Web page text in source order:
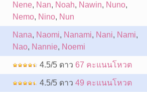
Nene, Nan, Noah, Nawin, Nuno,
Nemo, Nino, Nun
Nana, Naomi, Nanami, Nani, Nami,
Nao, Nannie, Noemi
4.5/5 ดาว 67 คะแนนโหวต
4.5/5 ดาว 49 คะแนนโหวต